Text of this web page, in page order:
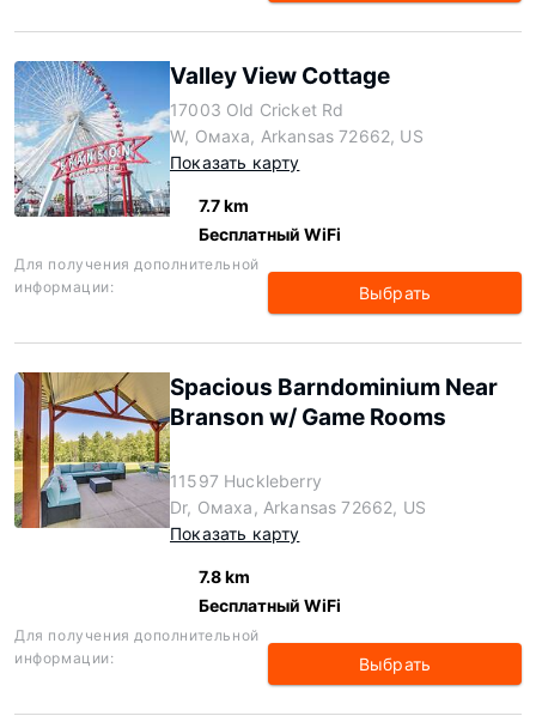
Valley View Cottage
17003 Old Cricket Rd
W, Омаха, Arkansas 72662, US
Показать карту
7.7 km
Бесплатный WiFi
Для получения дополнительной
информации:
Выбрать
Spacious Barndominium Near
Branson w/ Game Rooms
11597 Huckleberry
Dr, Омаха, Arkansas 72662, US
Показать карту
7.8 km
Бесплатный WiFi
Для получения дополнительной
информации:
Выбрать